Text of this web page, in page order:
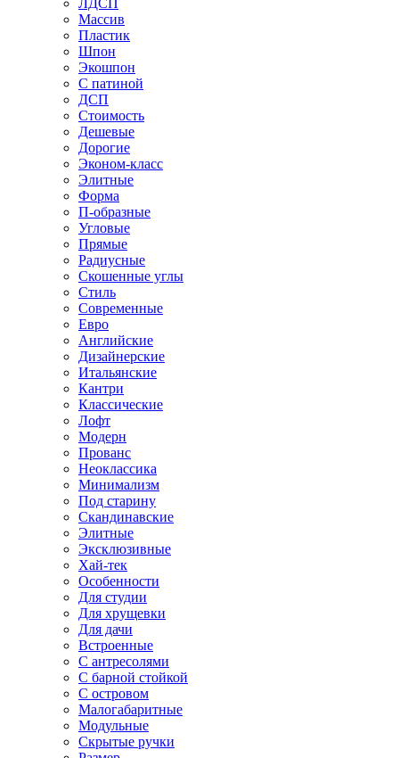
ЛДСП
Массив
Пластик
Шпон
Экошпон
С патиной
ДСП
Стоимость
Дешевые
Дорогие
Эконом-класс
Элитные
Форма
П-образные
Угловые
Прямые
Радиусные
Скошенные углы
Стиль
Современные
Евро
Английские
Дизайнерские
Итальянские
Кантри
Классические
Лофт
Модерн
Прованс
Неоклассика
Минимализм
Под старину
Скандинавские
Элитные
Эксклюзивные
Хай-тек
Особенности
Для студии
Для хрущевки
Для дачи
Встроенные
С антресолями
С барной стойкой
С островом
Малогабаритные
Модульные
Скрытые ручки